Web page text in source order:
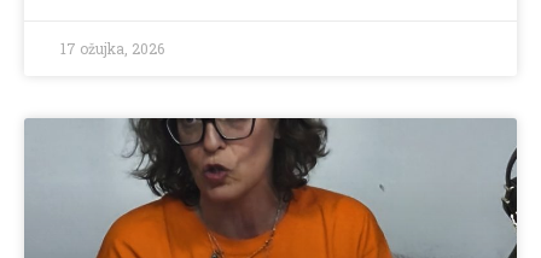
17 ožujka, 2026